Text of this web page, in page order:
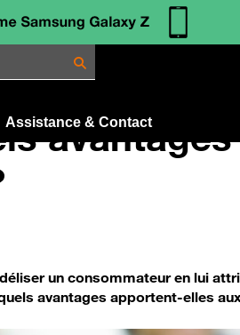
Assistance & Contact
un consommateur en lui
avantages apportent-elles